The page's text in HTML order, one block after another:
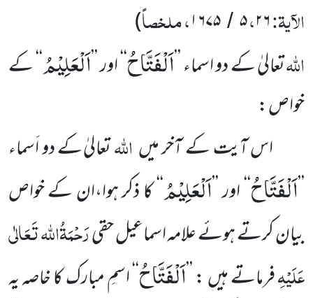
الآیۃ:۲۶،۵ / ۱۶۷۵، ملخصاً)
اللہتعالیٰ کے دو اسماء’’اَلْفَتَّاحُ‘‘اور ’’اَلْعَلِیْمُ‘‘کے
خواص :
اس آیت کے آخر میں اللہتعالیٰ کے دو اَسماء
’’اَلْفَتَّاحُ‘‘اور ’’اَلْعَلِیْمُ‘‘کا ذکر ہوا،ان کے خواص
بیان کرتے ہوئے علامہ اسماعیل حقیرَحْمَۃُاللہ تَعَالٰی
عَلَیْہِفرماتے ہیں : ’’اَلْفَتَّاحُ‘‘ اسمِ مبارک کا خاصہ یہ